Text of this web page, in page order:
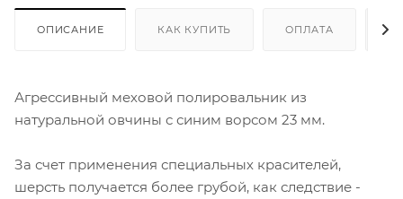
ОПИСАНИЕ КАК КУПИТЬ ОПЛАТА
Агрессивный меховой полировальник из
натуральной овчины с синим ворсом 23 мм.
За счет применения специальных красителей,
шерсть получается более грубой, как следствие -